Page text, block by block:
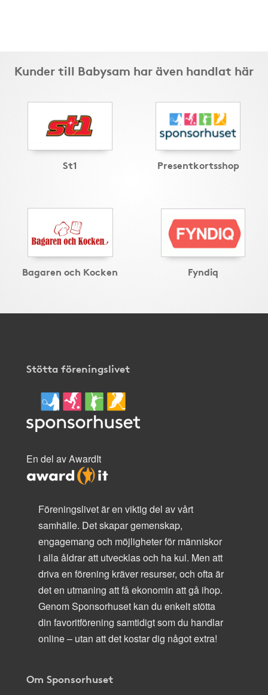
Kunder till Babysam har även handlat här
St1 Presentkortsshop
Bagaren och Kocken Fyndiq
Stötta föreningslivet
En del av AwardIt
Föreningslivet är en viktig del av vårt
samhälle. Det skapar gemenskap,
engagemang och möjligheter för människor
i alla åldrar att utvecklas och ha kul. Men att
driva en förening kräver resurser, och ofta är
det en utmaning att få ekonomin att gå ihop.
Genom Sponsorhuset kan du enkelt stötta
din favoritförening samtidigt som du handlar
online – utan att det kostar dig något extra!
Om Sponsorhuset